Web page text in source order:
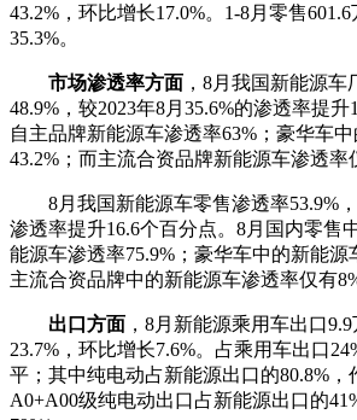
43.2%，环比增长17.0%。1-8月零售
35.3%。
市场渗透率方面 ，8月我国新能源
48.9%，较2023年8月35.6%的渗透率提升
自主品牌新能源车渗透率63%；豪华车
43.2%；而主流合资品牌新能源车渗透率
8月我国新能源车零售渗透率53.9%
渗透率提升16.6个百分点。8月国内零售
能源车渗透率75.9%；豪华车中的新能源
主流合资品牌中的新能源车渗透率仅有8%
出口方面 ，8月新能源乘用车出口
23.7%，环比增长7.6%。占乘用车出口
平；其中纯电动占新能源出口的80.8%，
A0+A00级纯电动出口占新能源出口的